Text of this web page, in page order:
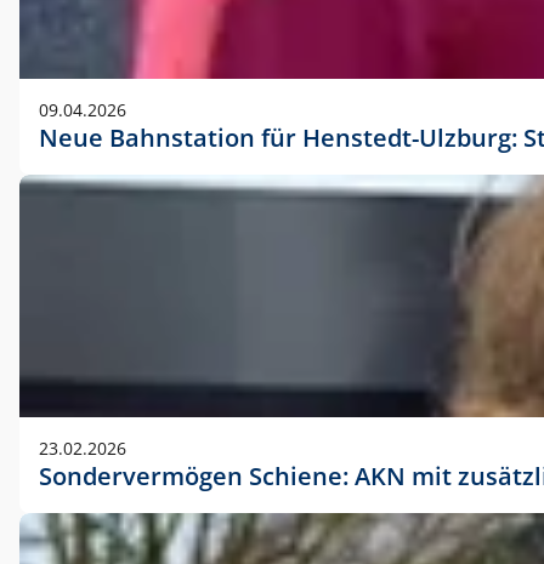
09.04.2026
Neue Bahnstation für Henstedt-Ulzburg:
23.02.2026
Sondervermögen Schiene: AKN mit